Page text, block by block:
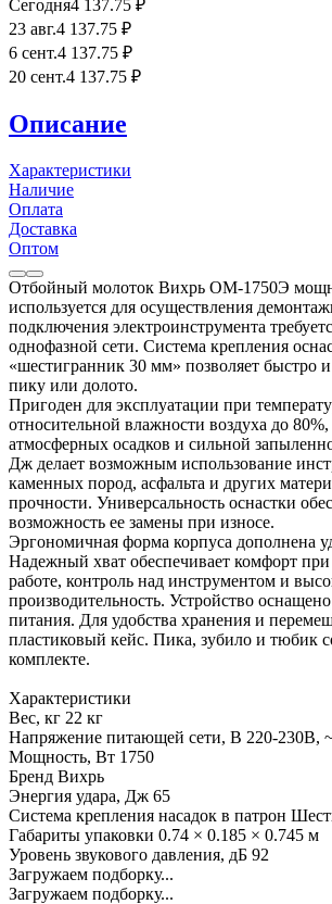
Сегодня4 137.75 ₽
23 авг.4 137.75 ₽
6 сент.4 137.75 ₽
20 сент.4 137.75 ₽
Описание
Характеристики
Наличие
Оплата
Доставка
Оптом
Отбойный молоток Вихрь ОМ-1750Э
используется для осуществления
подключения электроинструмента
однофазной сети. Система крепления
«шестигранник 30 мм» позволяет быстро и
пику или долото.
Пригоден для эксплуатации при
относительной влажности воздуха до 80%,
атмосферных осадков и сильной
Дж делает возможным использование
каменных пород, асфальта и других
прочности. Универсальность оснастки
возможность ее замены при износе.
Эргономичная форма корпуса дополнена
Надежный хват обеспечивает комфорт при
работе, контроль над инструментом и
производительность. Устройство
питания. Для удобства хранения и
пластиковый кейс. Пика, зубило и тюбик
комплекте.
Характеристики
Вес, кг 22 кг
Напряжение питающей сети, В 220-230В,
Мощность, Вт 1750
Бренд Вихрь
Энергия удара, Дж 65
Система крепления насадок в патрон
Габариты упаковки 0.74 × 0.185 × 0.745 м
Уровень звукового давления, дБ 92
Загружаем подборку...
Загружаем подборку...